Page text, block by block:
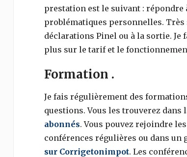
prestation est le suivant : répondre
problématiques personnelles.
déclarations Pinel ou à la sortie. Je
plus sur le tarif et le
Formation .
Je fais régulièrement des
questions. Vous les trouverez
abonnés. Vous pouvez rejoindre
conférences régulières ou dans un
sur Corrigetonimpot. Les